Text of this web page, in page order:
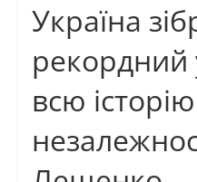
Україна
рекордний
всю історію